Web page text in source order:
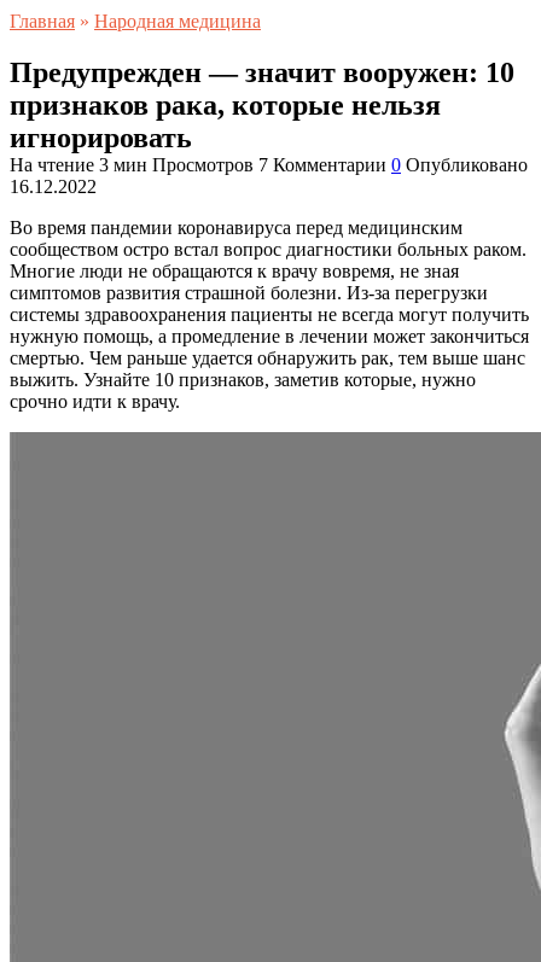
Главная » Народная медицина
Предупрежден — значит вооружен: 10
признаков рака, которые нельзя
игнорировать
На чтение 3 мин Просмотров 7 Комментарии 0 Опубликовано
16.12.2022
Во время пандемии коронавируса перед медицинским
сообществом остро встал вопрос диагностики больных раком.
Многие люди не обращаются к врачу вовремя, не зная
симптомов развития страшной болезни. Из-за перегрузки
системы здравоохранения пациенты не всегда могут получить
нужную помощь, а промедление в лечении может закончиться
смертью. Чем раньше удается обнаружить рак, тем выше шанс
выжить. Узнайте 10 признаков, заметив которые, нужно
срочно идти к врачу.